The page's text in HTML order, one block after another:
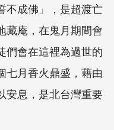
不成佛」，是超渡亡
藏庵，在鬼月期間會
們會在這裡為過世的
七月香火鼎盛，藉由
安息，是北台灣重要